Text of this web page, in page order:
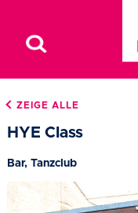
ZEIGE ALLE
HYE Class
Bar, Tanzclub